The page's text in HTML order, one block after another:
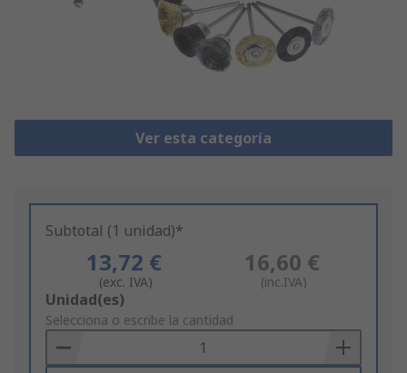
Ver esta categoría
Subtotal (1 unidad)*
13,72 €
(exc. IVA)
16,60 €
(inc.IVA)
Add
to
Basket
Unidad(es)
Selecciona o escribe la cantidad